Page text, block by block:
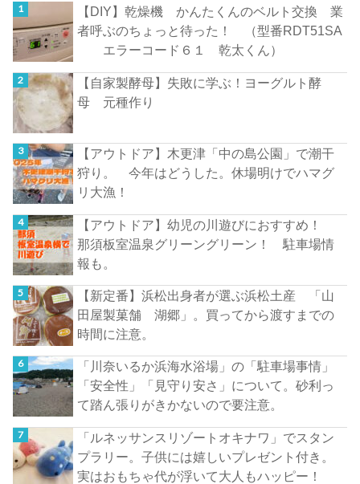
【DIY】乾燥機 かんたくんのベルト交換 業
者呼ぶのちょっと待った！ （型番RDT51SA
エラーコード６１ 乾太くん）
【自家製酵母】失敗に学ぶ！ヨーグルト酵
母 元種作り
【アウトドア】木更津「中の島公園」で潮干
狩り。 今年はどうした。休場明けでハマグ
リ大漁！
【アウトドア】幼児の川遊びにおすすめ！
那須板室温泉グリーングリーン！ 駐車場情
報も。
【新定番】浜松出身者が選ぶ浜松土産 「山
田屋製菓舗 湖郷」。買ってから渡すまでの
時間に注意。
「川奈いるか浜海水浴場」の「駐車場事情」
「安全性」「見守り安さ」について。砂利っ
て踏ん張りがきかないので要注意。
「ルネッサンスリゾートオキナワ」でスタン
プラリー。子供には嬉しいプレゼント付き。
実はおもちゃ代が浮いて大人もハッピー！